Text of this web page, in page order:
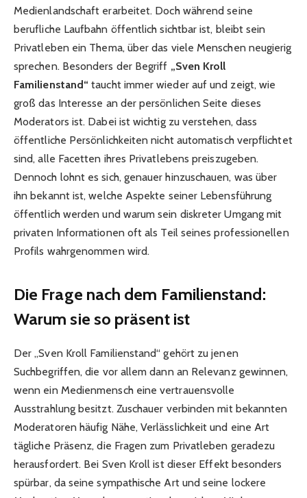
Medienlandschaft erarbeitet. Doch während seine
berufliche Laufbahn öffentlich sichtbar ist, bleibt sein
Privatleben ein Thema, über das viele Menschen neugierig
sprechen. Besonders der Begriff „Sven Kroll
Familienstand“ taucht immer wieder auf und zeigt, wie
groß das Interesse an der persönlichen Seite dieses
Moderators ist. Dabei ist wichtig zu verstehen, dass
öffentliche Persönlichkeiten nicht automatisch verpflichtet
sind, alle Facetten ihres Privatlebens preiszugeben.
Dennoch lohnt es sich, genauer hinzuschauen, was über
ihn bekannt ist, welche Aspekte seiner Lebensführung
öffentlich werden und warum sein diskreter Umgang mit
privaten Informationen oft als Teil seines professionellen
Profils wahrgenommen wird.
Die Frage nach dem Familienstand:
Warum sie so präsent ist
Der „Sven Kroll Familienstand“ gehört zu jenen
Suchbegriffen, die vor allem dann an Relevanz gewinnen,
wenn ein Medienmensch eine vertrauensvolle
Ausstrahlung besitzt. Zuschauer verbinden mit bekannten
Moderatoren häufig Nähe, Verlässlichkeit und eine Art
tägliche Präsenz, die Fragen zum Privatleben geradezu
herausfordert. Bei Sven Kroll ist dieser Effekt besonders
spürbar, da seine sympathische Art und seine lockere